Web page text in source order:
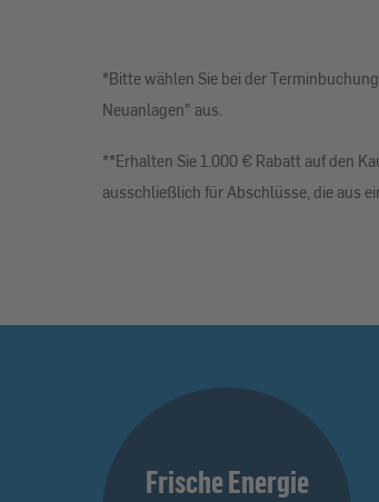
*Bitte wählen Sie bei der
Neuanlagen" aus.
**Erhalten Sie 1.000 € Rabatt auf den
ausschließlich für Abschlüsse, die aus
Frische Energie